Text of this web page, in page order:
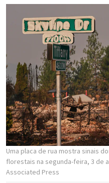
Uma placa de rua mostra sinais
florestais na segunda-feira, 3 de
Associated Press